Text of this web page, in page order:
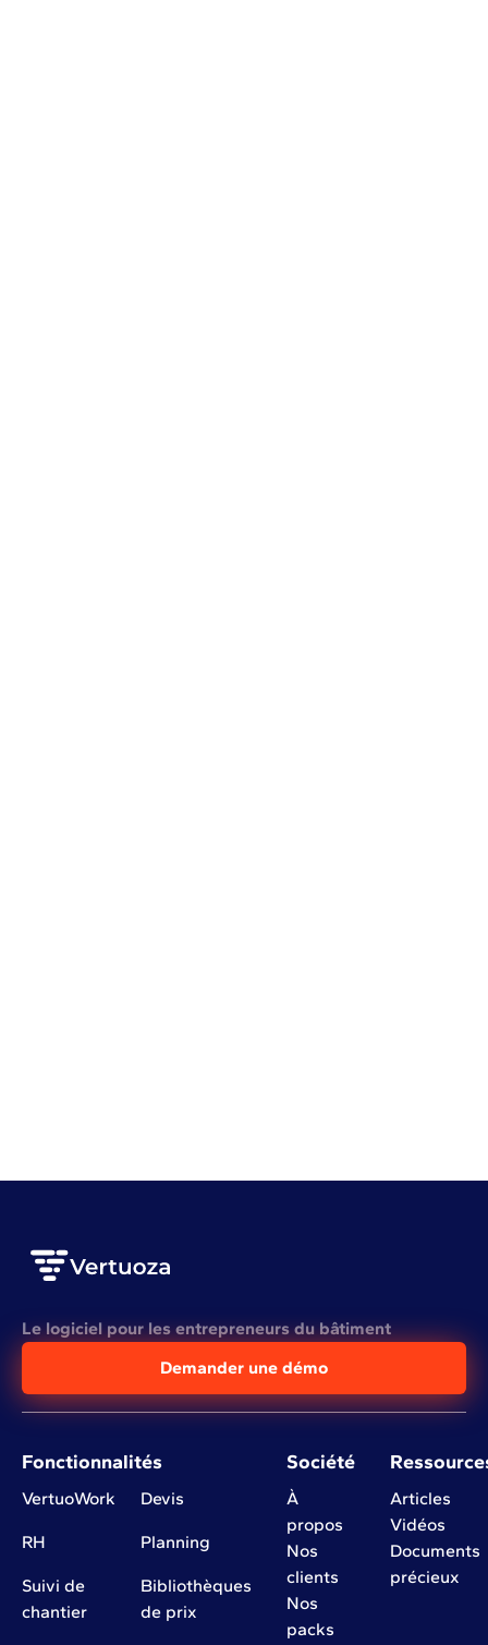
Le logiciel pour les entrepreneurs du bâtiment
Demander une démo
Fonctionnalités
VertuoWork Devis
RH Planning
Suivi de
chantier
Bibliothèques
de prix
Société
À
propos
Nos
clients
Nos
packs
Articles
Vidéos
Documents
précieux